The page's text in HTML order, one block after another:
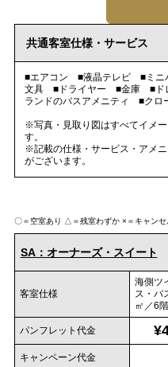
共通客室仕様・サービス
■エアコン ■液晶テレビ ■ミ
文具 ■ドライヤー ■金庫 ■ド
ランドのバスアメニティ ■クロ
※写真・見取り図はすべてイメ
す。
※記載の仕様・サービス・アメ
がございます。
〇＝空室あり △＝残室わずか ×＝キャンセ
SA：オーナーズ・スイート
客室仕様
海側ツ
ス・バ
㎡／6階
パンフレット代金
キャンペーン代金